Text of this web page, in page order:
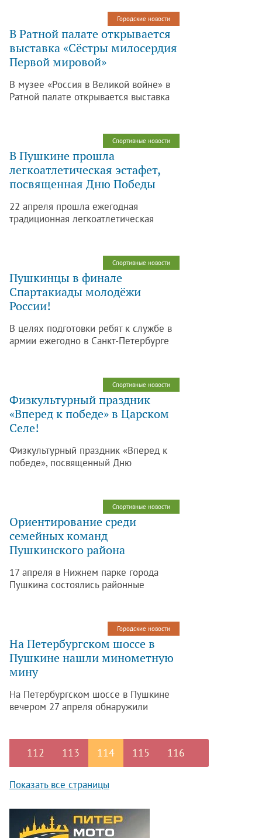
здоровья, в которых, могут принимать
участие люди с нарушениями слуха,
зрения, с поражением опорно-
двигательного аппарата и интеллекта,
достигшие 12-летнего возраста.
Городские новости
В Ратной палате открывается
выставка «Сёстры милосердия
Первой мировой»
В музее «Россия в Великой войне» в
Ратной палате открывается выставка
увидеть авторские открытки
различных благотворительных
обществ, а также раритетные
фотографии, на которых запечатлена
деятельность медицинской службы с
Спортивные новости
В Пушкине прошла
легкоатлетическая эстафет,
посвященная Дню Победы
22 апреля прошла ежегодная
традиционная легкоатлетическая
Отечественной Войне 1941-1945
Спортивные новости
Пушкинцы в финале
Спартакиады молодёжи
России!
В целях подготовки ребят к службе в
армии ежегодно в Санкт-Петербурге
по программе Спартакиады молодежи
Санкт-Петербурга допризывного
возраста. Это уникальные
соревнования, которые способствуют
воспитанию у молодежи командного
развитию личности, тренировке ума,
тела и духа в этом году были
Спортивные новости
Физкультурный праздник
«Вперед к победе» в Царском
Селе!
Физкультурный праздник «Вперед к
победе», посвященный Дню
Петербургского государственного
бюджетного стационарного
учреждения социального
обслуживания «Центр для детей –
сирот и детей, оставшихся без
Пушкинского района».
Спортивные новости
Ориентирование среди
семейных команд
Пушкинского района
17 апреля в Нижнем парке города
Пушкина состоялись районные
команд Пушкинского района по
программе Спартакиады семейных
команд «Папа, мама и я – спортивная
семья – 2016».
Городские новости
На Петербургском шоссе в
Пушкине нашли минометную
мину
На Петербургском шоссе в Пушкине
вечером 27 апреля обнаружили
сообщается на сайте Главного
управления МЧС России по Санкт-
Петербургу.
112 113 114 115 116
Показать все страницы